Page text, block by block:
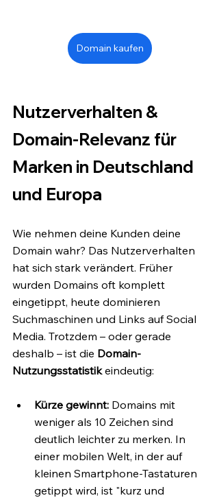
Domain kaufen
Nutzerverhalten &
Domain-Relevanz für
Marken in Deutschland
und Europa
Wie nehmen deine Kunden deine
Domain wahr? Das Nutzerverhalten
hat sich stark verändert. Früher
wurden Domains oft komplett
eingetippt, heute dominieren
Suchmaschinen und Links auf Social
Media. Trotzdem – oder gerade
deshalb – ist die Domain-
Nutzungsstatistik eindeutig:
Kürze gewinnt: Domains mit
weniger als 10 Zeichen sind
deutlich leichter zu merken. In
einer mobilen Welt, in der auf
kleinen Smartphone-Tastaturen
getippt wird, ist "kurz und